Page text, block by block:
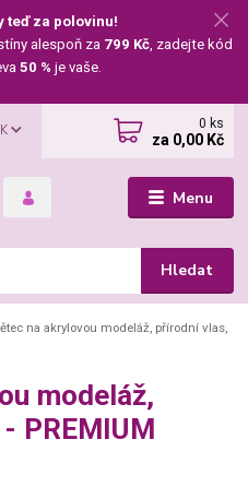
teď za polovinu!
alespoň za 799 Kč, zadejte kód
50 % je vaše.
Menu
Hledat
0 ks
za 0,00 Kč
na akrylovou modeláž, přírodní vlas,
modeláž,
PREMIUM